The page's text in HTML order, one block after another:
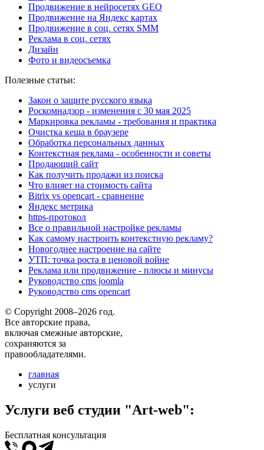
Продвижение в нейросетях GEO
Продвижение на Яндекс картах
Продвижение в соц. сетях SMM
Реклама в соц. сетях
Дизайн
Фото и видеосъемка
Полезные статьи:
Закон о защите русского языка
Роскомнадзор - изменения с 30 мая 2025
Маркировка рекламы - требования и практика
Очистка кеша в браузере
Обработка персональных данных
Контекстная реклама - особенности и советы
Продающий сайт
Как получить продажи из поиска
Что влияет на стоимость сайта
Bitrix vs opencart - сравнение
Яндекс метрика
https-протокол
Все о правильной настройке рекламы
Как самому настроить контекстную рекламу?
Новогоднее настроение на сайте
УТП: точка роста в ценовой войне
Реклама или продвижение - плюсы и минусы
Руководство cms joomla
Руководство cms opencart
© Copyright 2008–2026 год.
Все авторские права,
включая смежные авторские,
сохраняются за
правообладателями.
главная
услуги
Услуги веб студии "Art-web":
Бесплатная консультация